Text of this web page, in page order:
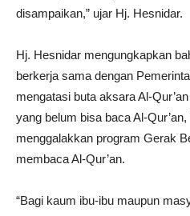
disampaikan,” ujar Hj. Hesnidar.
Hj. Hesnidar mengungkapkan
berkerja sama dengan
mengatasi buta aksara Al-
yang belum bisa baca Al-
menggalakkan program Gerak
membaca Al-Qur’an.
“Bagi kaum ibu-ibu maupun